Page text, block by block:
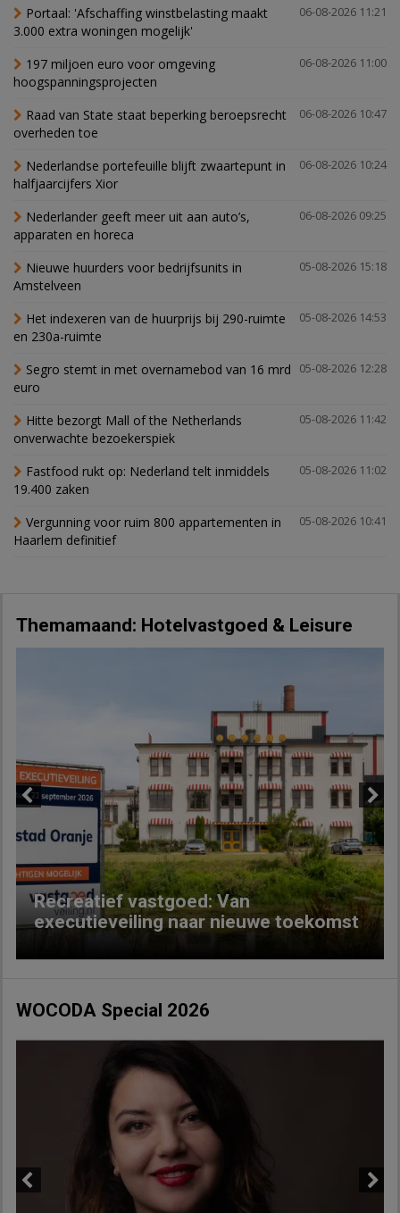
06-08-2026 11:21
Portaal: 'Afschaffing winstbelasting maakt
3.000 extra woningen mogelijk'
06-08-2026 11:00
197 miljoen euro voor omgeving
hoogspanningsprojecten
06-08-2026 10:47
Raad van State staat beperking beroepsrecht
overheden toe
06-08-2026 10:24
Nederlandse portefeuille blijft zwaartepunt in
halfjaarcijfers Xior
06-08-2026 09:25
Nederlander geeft meer uit aan auto’s,
apparaten en horeca
05-08-2026 15:18
Nieuwe huurders voor bedrijfsunits in
Amstelveen
05-08-2026 14:53
Het indexeren van de huurprijs bij 290-ruimte
en 230a-ruimte
05-08-2026 12:28
Segro stemt in met overnamebod van 16 mrd
euro
05-08-2026 11:42
Hitte bezorgt Mall of the Netherlands
onverwachte bezoekerspiek
05-08-2026 11:02
Fastfood rukt op: Nederland telt inmiddels
19.400 zaken
05-08-2026 10:41
Vergunning voor ruim 800 appartementen in
Haarlem definitief
Themamaand: Hotelvastgoed & Leisure
Recreatief vastgoed: Van
executieveiling naar nieuwe toekomst
Next
WOCODA Special 2026